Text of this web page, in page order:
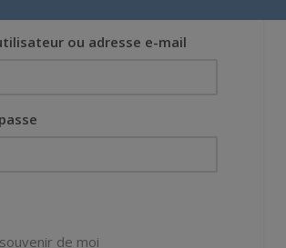
ou adresse e-mail
de moi